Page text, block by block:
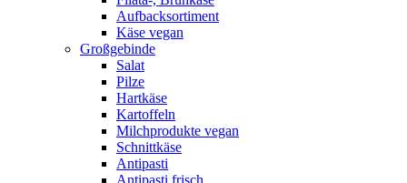
Aufbacksortiment
Käse vegan
Großgebinde
Salat
Pilze
Hartkäse
Kartoffeln
Milchprodukte vegan
Schnittkäse
Antipasti
Antipasti frisch